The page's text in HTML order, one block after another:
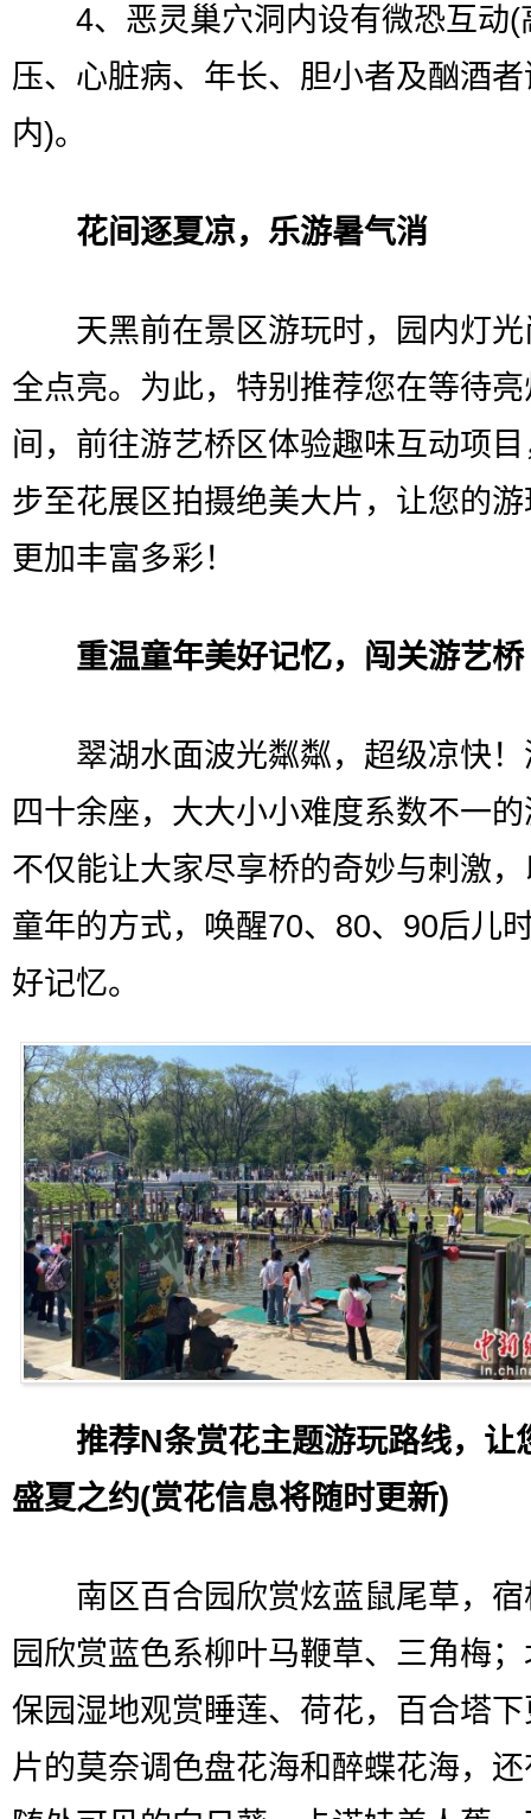
4、恶灵巢穴洞内设有微恐互动(
压、心脏病、年长、胆小者及酗酒
内)。
花间逐夏凉，乐游暑气消
天黑前在景区游玩时，园内灯光
全点亮。为此，特别推荐您在等待
间，前往游艺桥区体验趣味互动项
步至花展区拍摄绝美大片，让您的
更加丰富多彩！
重温童年美好记忆，闯关游艺桥
翠湖水面波光粼粼，超级凉快！
四十余座，大大小小难度系数不一
不仅能让大家尽享桥的奇妙与刺激
童年的方式，唤醒70、80、90后儿
好记忆。
推荐N条赏花主题游玩路线，让
盛夏之约(赏花信息将随时更新)
南区百合园欣赏炫蓝鼠尾草，宿
园欣赏蓝色系柳叶马鞭草、三角梅
保园湿地观赏睡莲、荷花，百合塔
片的莫奈调色盘花海和醉蝶花海，